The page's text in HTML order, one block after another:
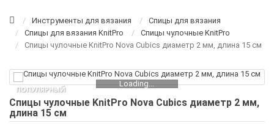
Инструменты для вязания
Спицы для вязания
Спицы для вязания KnitPro
Спицы чулочные KnitPro
Спицы чулочные KnitPro Nova Cubics диаметр 2 мм, длина 15 см
ПОПУЛЯРНЫЙ
Loading...
Спицы чулочные KnitPro Nova Cubics диаметр 2 мм,
длина 15 см